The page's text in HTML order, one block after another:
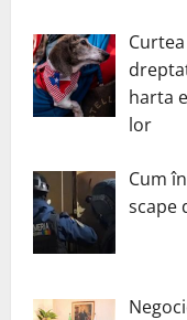
harta
lor
Cum
scape